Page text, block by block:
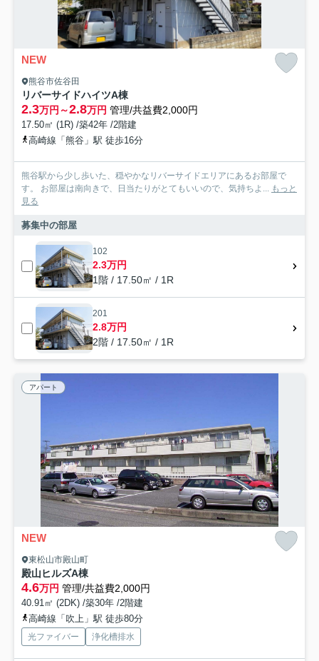
NEW
熊谷市佐谷田
リバーサイドハイツA棟
2.3万円～2.8万円 管理/共益費2,000円
17.50㎡ (1R) /築42年 /2階建
高崎線「熊谷」駅 徒歩16分
熊谷駅から少し歩いた、穏やかなリバーサイドエリアにあるお部屋で
す。 お部屋は南向きで、日当たりがとてもいいので、気持ちよ... もっと
見る
募集中の部屋
102
2.3万円
1階 / 17.50㎡ / 1R
201
2.8万円
2階 / 17.50㎡ / 1R
アパート
NEW
東松山市殿山町
殿山ヒルズA棟
4.6万円 管理/共益費2,000円
40.91㎡ (2DK) /築30年 /2階建
高崎線「吹上」駅 徒歩80分
光ファイバー 浄化槽排水